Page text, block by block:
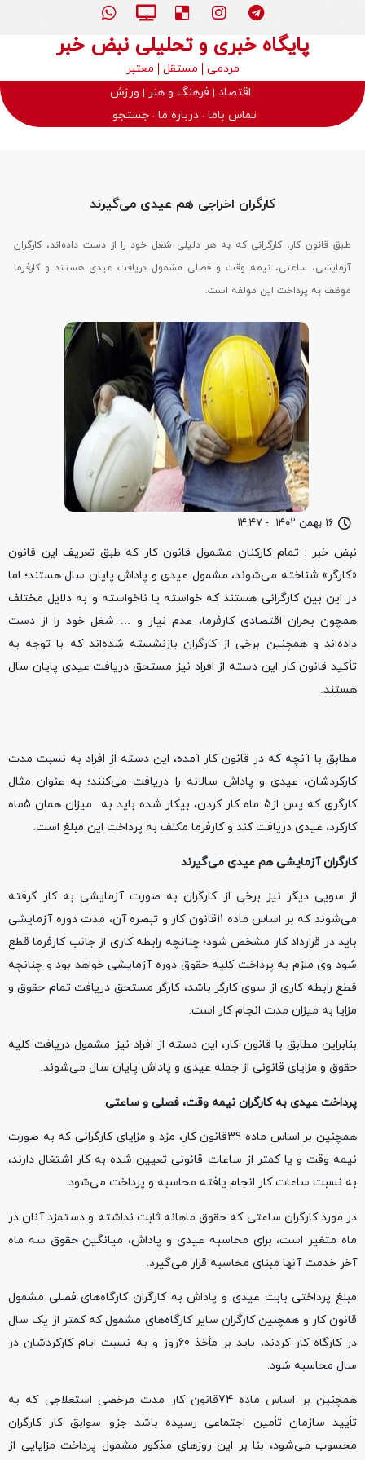
پایگاه خبری و تحلیلی نبض خبر
مردمی مستقل
معتبر
اقتصاد
فرهنگ و هنر
ورزش
تماس باما درباره ما جستجو
۱۶ بهمن ۱۴۰۲ - ۱۴:۴۷
کارگران اخراجی‌ هم عیدی می‌گیرند
طبق قانون کار، کارگرانی که به هر دلیلی شغل خود را از دست داده‌اند، کارگران
آزمایشی، ساعتی، نیمه وقت و فصلی مشمول دریافت عیدی هستند و کارفرما
موظف به پرداخت این مولفه است.
نبض خبر : تمام کارکنان مشمول قانون کار که طبق تعریف این قانون
«کارگر» شناخته می‌شوند، مشمول عیدی و پاداش پایان سال هستند؛ اما
در این بین کارگرانی هستند که خواسته یا ناخواسته و به دلایل مختلف
همچون بحران اقتصادی کارفرما، عدم نیاز و … شغل خود را از دست
داده‌اند و همچنین برخی از کارگران بازنشسته شده‌اند که با توجه به
تأکید قانون کار این دسته از افراد نیز مستحق دریافت عیدی پایان سال
هستند.
مطابق با آنچه که در قانون کار آمده، این دسته از افراد به نسبت مدت
کارکردشان، عیدی و پاداش سالانه را دریافت می‌کنند؛ به عنوان مثال
کارگری که پس از5 ماه کار کردن، بیکار شده باید به میزان همان 5ماه
کارکرد، عیدی دریافت کند و کارفرما مکلف به پرداخت این مبلغ است.
کارگران آزمایشی هم عیدی می‌گیرند
از سویی دیگر نیز برخی از کارگران به صورت آزمایشی به کار گرفته
می‌شوند که بر اساس ماده 11قانون کار و تبصره آن، مدت دوره آزمایشی
باید در قرارداد کار مشخص شود؛ چنانچه رابطه کاری از جانب کارفرما قطع
شود وی ملزم به پرداخت کلیه حقوق دوره آزمایشی خواهد بود و چنانچه
قطع رابطه کاری از سوی کارگر باشد، کارگر مستحق دریافت تمام حقوق و
مزایا به میزان مدت انجام کار است.
بنابراین مطابق با قانون کار، این دسته از افراد نیز مشمول دریافت کلیه
حقوق و مزایای قانونی از جمله عیدی و پاداش پایان سال می‌شوند.
پرداخت عیدی به کارگران نیمه وقت، فصلی و ساعتی
همچنین بر اساس ماده 39قانون کار، مزد و مزایای کارگرانی که به صورت
نیمه وقت و یا کمتر از ساعات قانونی تعیین شده به کار اشتغال دارند،
به نسبت ساعات کار انجام یافته محاسبه و پرداخت می‌شود.
در مورد کارگران ساعتی که حقوق ماهانه ثابت نداشته و دستمزد آنان در
ماه متغیر است، برای محاسبه عیدی و پاداش، میانگین حقوق سه ماه
آخر خدمت آنها مبنای محاسبه قرار می‌گیرد.
مبلغ پرداختی بابت عیدی و پاداش به کارگران کارگاه‌های فصلی مشمول
قانون کار و همچنین کارگران سایر کارگاه‌های مشمول که کمتر از یک سال
در کارگاه کار کردند، باید بر مأخذ 60روز و به نسبت ایام کارکردشان در
سال محاسبه شود.
همچنین بر اساس ماده 74قانون کار مدت مرخصی استعلاجی که به
تأیید سازمان تأمین اجتماعی رسیده باشد جزو سوابق کار کارگران
محسوب می‌شود، بنا بر این روزهای مذکور مشمول پرداخت مزایایی از